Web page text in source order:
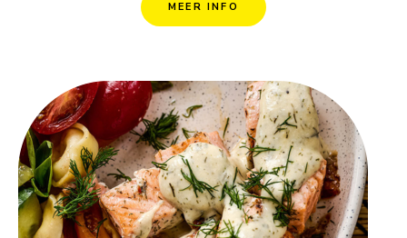
MEER INFO